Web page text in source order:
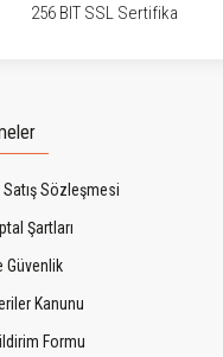
256 BIT SSL Sertifika
Sözleşmesi
Şartları
Güvenlik
Kanunu
Formu